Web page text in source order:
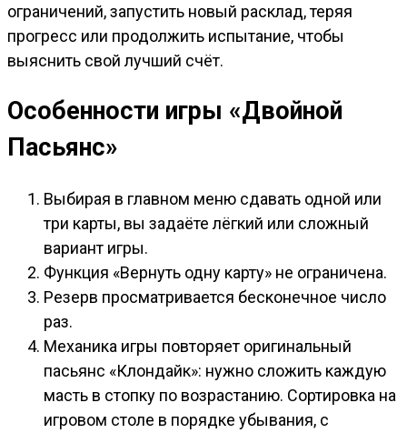
ограничений, запустить новый расклад, теряя
прогресс или продолжить испытание, чтобы
выяснить свой лучший счёт.
Особенности игры «Двойной
Пасьянс»
Выбирая в главном меню сдавать одной или
три карты, вы задаёте лёгкий или сложный
вариант игры.
Функция «Вернуть одну карту» не ограничена.
Резерв просматривается бесконечное число
раз.
Механика игры повторяет оригинальный
пасьянс «Клондайк»: нужно сложить каждую
масть в стопку по возрастанию. Сортировка на
игровом столе в порядке убывания, с